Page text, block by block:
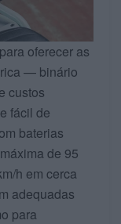
oferecer as
— binário
custos
fácil de
baterias
de 95
h em cerca
adequadas
para